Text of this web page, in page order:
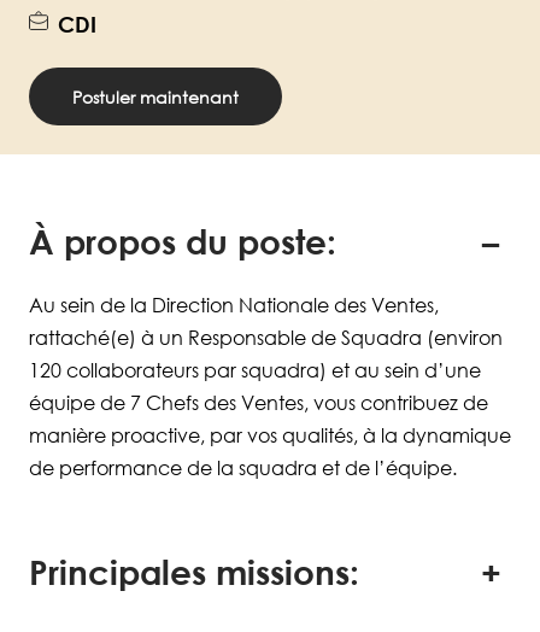
CDI
Postuler maintenant
À propos du poste:
Au sein de la Direction Nationale des Ventes,
rattaché(e) à un Responsable de Squadra (environ
120 collaborateurs par squadra) et au sein d’une
équipe de 7 Chefs des Ventes, vous contribuez de
manière proactive, par vos qualités, à la dynamique
de performance de la squadra et de l’équipe.
Principales missions: